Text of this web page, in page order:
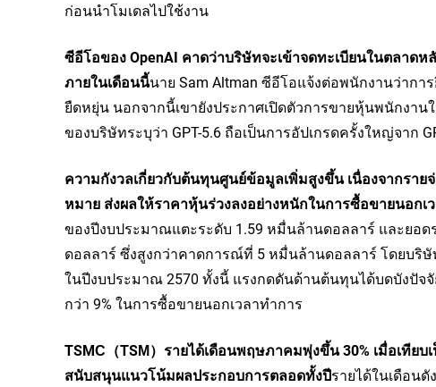
ก่อนนำโมเดลไปใช้งาน
ซีอีโอของ OpenAI คาดว่าบริษัทจะเข้าจดทะเบียนในตลาด
ภายในเดือนนี้นาย Sam Altman ซีอีโอแจ้งต่อพนักงานว่าก
ยืดหยุ่น นอกจากนี้เขายังประกาศเปิดตัวการขายหุ้นพนักงา
ของบริษัทระบุว่า GPT-5.6 ถือเป็นการอัปเกรดครั้งใหญ่จาก
ความกังวลเกี่ยวกับต้นทุนศูนย์ข้อมูลเพิ่มสูงขึ้น เนื่องจากรา
หมาย ส่งผลให้ราคาหุ้นร่วงลงอย่างหนักในการซื้อขายนอกเ
ของปีงบประมาณแตะระดับ 1.59 หมื่นล้านดอลลาร์ และยอ
ดอลลาร์ ซึ่งสูงกว่าคาดการณ์ที่ 5 หมื่นล้านดอลลาร์ โดยบริ
ในปีงบประมาณ 2570 ทั้งนี้ แรงกดดันด้านต้นทุนได้บดบังปัจ
กว่า 9% ในการซื้อขายนอกเวลาทำการ
TSMC（TSM）รายได้เดือนพฤษภาคมพุ่งขึ้น 30% เมื่อเทีย
สนับสนุนแนวโน้มผลประกอบการตลอดทั้งปีรายได้ในเดือน